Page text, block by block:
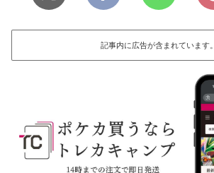
記事内に広告が含まれています。